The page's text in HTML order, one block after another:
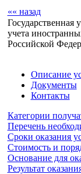
«« назад
Государственная
учета
Российской
Описание
Документы
Контакты
Категории
Перечень
Сроки оказания
Стоимость и
Основание для
Результат